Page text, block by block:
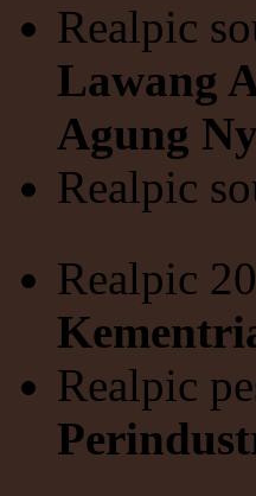
Realpic
Lawang
Agung
Realpic
Realpic
Realpic